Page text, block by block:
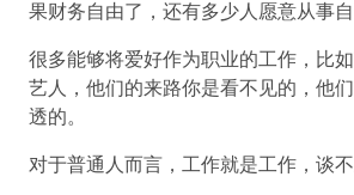
果财务自由了，还有多少人愿意从事
很多能够将爱好作为职业的工作，比
艺人，他们的来路你是看不见的，他
透的。
对于普通人而言，工作就是工作，谈不